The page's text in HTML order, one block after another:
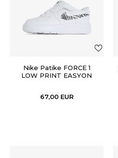
Nike Patike FORCE 1
LOW PRINT EASYON
67,00 EUR